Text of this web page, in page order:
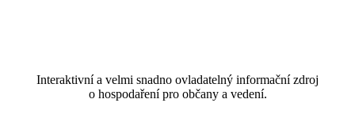
Interaktivní a velmi snadno ovladatelný informační zdroj
o hospodaření pro občany a vedení.